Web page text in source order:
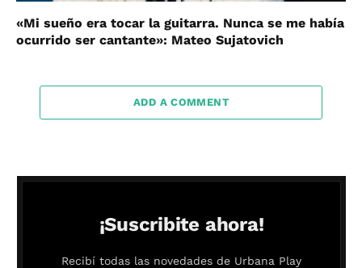
«Mi sueño era tocar la guitarra. Nunca se me había
ocurrido ser cantante»: Mateo Sujatovich
ADD A COMMENT
¡Suscribite ahora!
Recibí todas las novedades de Urbana Play